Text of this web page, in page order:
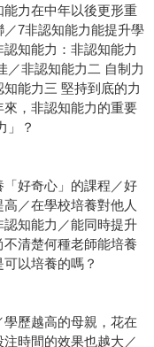
力在中年以後更形重
7非認知能力能提升學
知能力：非認知能力
非認知能力二 自制力
能力三 堅持到底的力
，非認知能力的重要
」？
好奇心」的課程／好
／在學校培養對他人
知能力／能同時提升
清楚何種老師能培養
以培養的嗎？
歷越高的母親，花在
時間的效果也越大／